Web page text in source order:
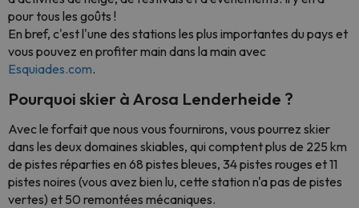
pour tous les goûts !
En bref, c'est l'une des stations les plus importantes du pays et
vous pouvez en profiter main dans la main avec
Esquiades.com.
Pourquoi skier à Arosa Lenderheide ?
Avec le forfait que nous vous fournirons, vous pourrez skier
dans les deux domaines skiables, qui comptent plus de 225 km
de pistes réparties en 68 pistes bleues, 34 pistes rouges et 11
pistes noires (vous avez bien lu, cette station n'a pas de pistes
vertes) et 50 remontées mécaniques.